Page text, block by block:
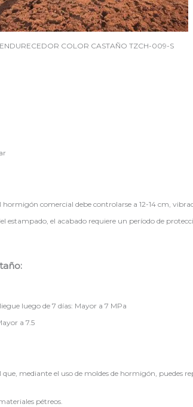
COLOR CASTAÑO TZCH-009-S
comercial debe controlarse a 12-14 cm,
el acabado requiere un período de
luego de 7 días: Mayor a 7 MPa
a 7.5
mediante el uso de moldes de hormigón, puedes
pétreos.